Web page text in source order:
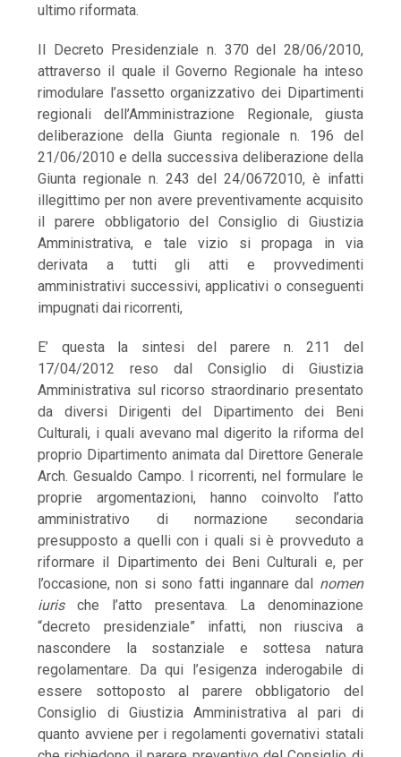
ultimo riformata.
Il Decreto Presidenziale n. 370 del 28/06/2010,
attraverso il quale il Governo Regionale ha inteso
rimodulare l’assetto organizzativo dei Dipartimenti
regionali dell’Amministrazione Regionale, giusta
deliberazione della Giunta regionale n. 196 del
21/06/2010 e della successiva deliberazione della
Giunta regionale n. 243 del 24/0672010, è infatti
illegittimo per non avere preventivamente acquisito
il parere obbligatorio del Consiglio di Giustizia
Amministrativa, e tale vizio si propaga in via
derivata a tutti gli atti e provvedimenti
amministrativi successivi, applicativi o conseguenti
impugnati dai ricorrenti,
E’ questa la sintesi del parere n. 211 del
17/04/2012 reso dal Consiglio di Giustizia
Amministrativa sul ricorso straordinario presentato
da diversi Dirigenti del Dipartimento dei Beni
Culturali, i quali avevano mal digerito la riforma del
proprio Dipartimento animata dal Direttore Generale
Arch. Gesualdo Campo. I ricorrenti, nel formulare le
proprie argomentazioni, hanno coinvolto l’atto
amministrativo di normazione secondaria
presupposto a quelli con i quali si è provveduto a
riformare il Dipartimento dei Beni Culturali e, per
l’occasione, non si sono fatti ingannare dal nomen
iurische l’atto presentava. La denominazione
“decreto presidenziale” infatti, non riusciva a
nascondere la sostanziale e sottesa natura
regolamentare. Da qui l’esigenza inderogabile di
essere sottoposto al parere obbligatorio del
Consiglio di Giustizia Amministrativa al pari di
quanto avviene per i regolamenti governativi statali